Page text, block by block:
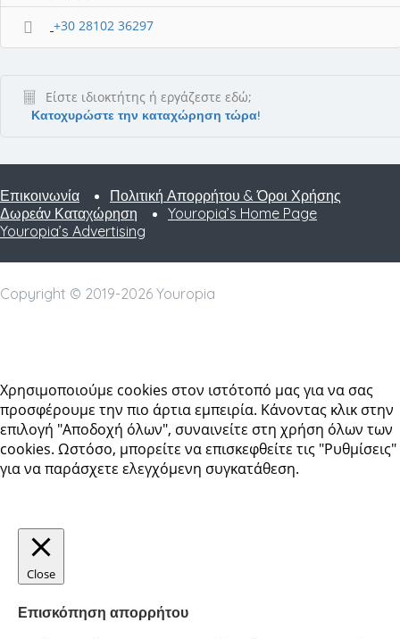
+30 28102 36297
Είστε ιδιοκτήτης ή εργάζεστε εδώ;
Κατοχυρώστε την καταχώρηση τώρα!
Επικοινωνία
Πολιτική Απορρήτου & Όροι Χρήσης
Δωρεάν Καταχώρηση
Youropia’s Home Page
Youropia’s Advertising
Copyright © 2019-2026 Youropia
Χρησιμοποιούμε cookies στον ιστότοπό μας για να σας
προσφέρουμε την πιο άρτια εμπειρία. Κάνοντας κλικ στην
επιλογή "Αποδοχή όλων", συναινείτε στη χρήση όλων των
cookies. Ωστόσο, μπορείτε να επισκεφθείτε τις "Ρυθμίσεις"
για να παράσχετε ελεγχόμενη συγκατάθεση.
Close
Επισκόπηση απορρήτου